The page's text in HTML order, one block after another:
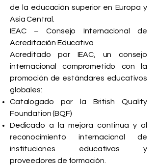
de la educación superior en Europa y
Asia Central.
IEAC – Consejo Internacional de
Acreditación Educativa
Acreditado por IEAC, un consejo
internacional comprometido con la
promoción de estándares educativos
globales:
Catalogado por la British Quality
Foundation (BQF)
Dedicado a la mejora continua y al
reconocimiento internacional de
instituciones educativas y
proveedores de formación.